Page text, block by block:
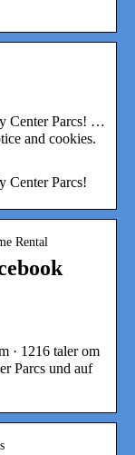
Center Parcs! …
and cookies.
Center Parcs!
Rental
· 1216 taler om
Parcs und auf